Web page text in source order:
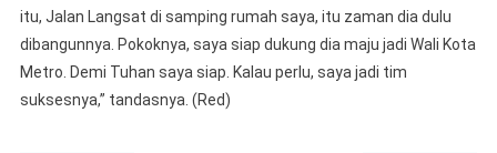
itu, Jalan Langsat di samping rumah saya, itu zaman dia dulu
dibangunnya. Pokoknya, saya siap dukung dia maju jadi Wali Kota
Metro. Demi Tuhan saya siap. Kalau perlu, saya jadi tim
suksesnya,” tandasnya. (Red)